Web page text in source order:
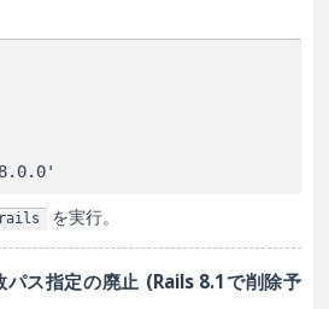
rails を実行。
パス指定の廃止 (Rails 8.1で削除予